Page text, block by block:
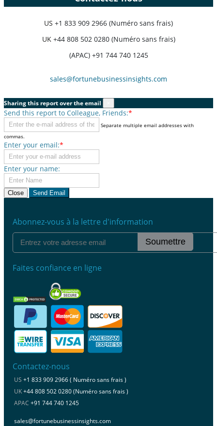
US +1 833 909 2966 (Numéro sans frais)
UK +44 808 502 0280 (Numéro sans frais)
(APAC) +91 744 740 1245
sales@fortunebusinessinsights.com
Sharing this report over the email
Send this report to Colleague, Friends:*
Separate multiple email addresses with
commas.
Enter your email:*
Enter your name:
Close Send Email
Abonnez-vous à la lettre d'information
Soumettre
Faites confiance en ligne
Contactez-nous
US +1 833 909 2966 ( Numéro sans frais )
UK+44 808 502 0280 (Numéro sans frais )
APAC +91 744 740 1245
sales@fortunebusinessinsights.com